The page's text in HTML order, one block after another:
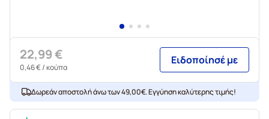
22,99 €
0,46 €/ κούπα
Ειδοποίησέ με
Δωρεάν αποστολή άνω των 49,00€. Εγγύηση καλύτερης τιμής!